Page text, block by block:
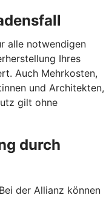
alle notwendigen
Ihres
Auch Mehrkosten,
und Architekten,
gilt ohne
durch
der Allianz können